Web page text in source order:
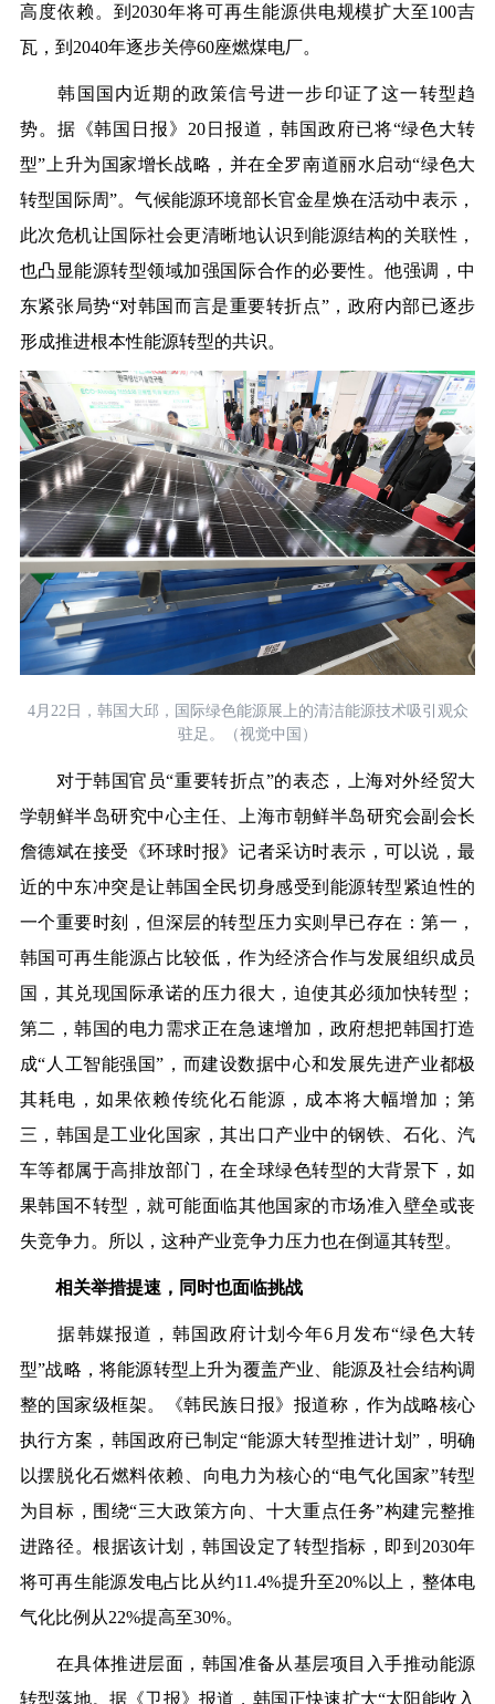
高度依赖。到2030年将可再生能源供电规模扩大至100吉
瓦，到2040年逐步关停60座燃煤电厂。
韩国国内近期的政策信号进一步印证了这一转型趋
势。据《韩国日报》20日报道，韩国政府已将“绿色大转
型”上升为国家增长战略，并在全罗南道丽水启动“绿色大
转型国际周”。气候能源环境部长官金星焕在活动中表示，
此次危机让国际社会更清晰地认识到能源结构的关联性，
也凸显能源转型领域加强国际合作的必要性。他强调，中
东紧张局势“对韩国而言是重要转折点”，政府内部已逐步
形成推进根本性能源转型的共识。
4月22日，韩国大邱，国际绿色能源展上的清洁能源技术吸引观众
驻足。（视觉中国）
对于韩国官员“重要转折点”的表态，上海对外经贸大
学朝鲜半岛研究中心主任、上海市朝鲜半岛研究会副会长
詹德斌在接受《环球时报》记者采访时表示，可以说，最
近的中东冲突是让韩国全民切身感受到能源转型紧迫性的
一个重要时刻，但深层的转型压力实则早已存在：第一，
韩国可再生能源占比较低，作为经济合作与发展组织成员
国，其兑现国际承诺的压力很大，迫使其必须加快转型；
第二，韩国的电力需求正在急速增加，政府想把韩国打造
成“人工智能强国”，而建设数据中心和发展先进产业都极
其耗电，如果依赖传统化石能源，成本将大幅增加；第
三，韩国是工业化国家，其出口产业中的钢铁、石化、汽
车等都属于高排放部门，在全球绿色转型的大背景下，如
果韩国不转型，就可能面临其他国家的市场准入壁垒或丧
失竞争力。所以，这种产业竞争力压力也在倒逼其转型。
相关举措提速，同时也面临挑战
据韩媒报道，韩国政府计划今年6月发布“绿色大转
型”战略，将能源转型上升为覆盖产业、能源及社会结构调
整的国家级框架。《韩民族日报》报道称，作为战略核心
执行方案，韩国政府已制定“能源大转型推进计划”，明确
以摆脱化石燃料依赖、向电力为核心的“电气化国家”转型
为目标，围绕“三大政策方向、十大重点任务”构建完整推
进路径。根据该计划，韩国设定了转型指标，即到2030年
将可再生能源发电占比从约11.4%提升至20%以上，整体电
气化比例从22%提高至30%。
在具体推进层面，韩国准备从基层项目入手推动能源
转型落地。据《卫报》报道，韩国正快速扩大“太阳能收入